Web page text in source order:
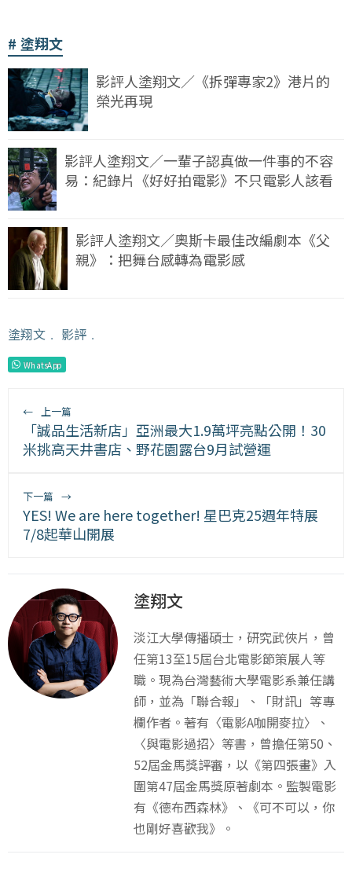
塗翔文
影評人塗翔文／《拆彈專家2》港片的
榮光再現
影評人塗翔文／一輩子認真做一件事的不容
易：紀錄片《好好拍電影》不只電影人該看
影評人塗翔文／奧斯卡最佳改編劇本《父
親》：把舞台感轉為電影感
塗翔文 ﹒ 影評 ﹒
WhatsApp
← 上一篇
「誠品生活新店」亞洲最大1.9萬坪亮點公開！30
米挑高天井書店、野花園露台9月試營運
下一篇 →
YES! We are here together! 星巴克25週年特展
7/8起華山開展
塗翔文
淡江大學傳播碩士，研究武俠片，曾
任第13至15屆台北電影節策展人等
職。現為台灣藝術大學電影系兼任講
師，並為「聯合報」、「財訊」等專
欄作者。著有〈電影A咖開麥拉〉、
〈與電影過招〉等書，曾擔任第50、
52屆金馬獎評審，以《第四張畫》入
圍第47屆金馬獎原著劇本。監製電影
有《德布西森林》、《可不可以，你
也剛好喜歡我》。